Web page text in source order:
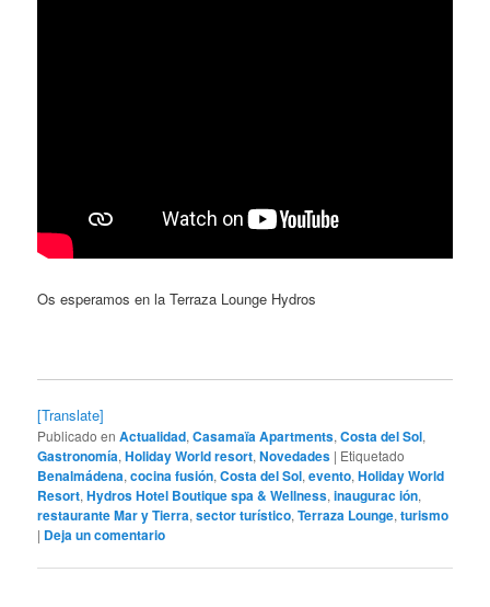
Os esperamos en la Terraza Lounge Hydros
[Translate]
Publicado en Actualidad,Casamaïa Apartments,Costa del Sol,
Gastronomía,Holiday World resort,Novedades | Etiquetado
Benalmádena,cocina fusión,Costa del Sol,evento,Holiday World
Resort,Hydros Hotel Boutique spa & Wellness,inaugurac ión,
restaurante Mar y Tierra,sector turístico,Terraza Lounge,turismo
| Deja un comentario